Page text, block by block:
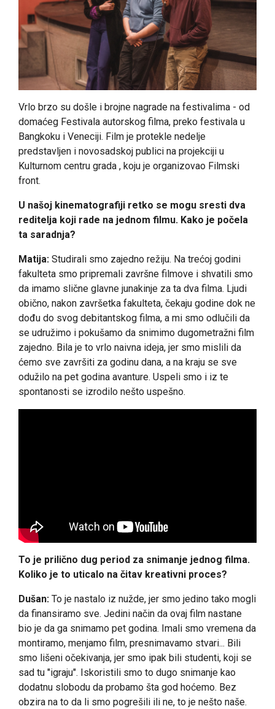
Vrlo brzo su došle i brojne nagrade na festivalima - od
domaćeg Festivala autorskog filma, preko festivala u
Bangkoku i Veneciji. Film je protekle nedelje
predstavljen i novosadskoj publici na projekciji u
Kulturnom centru grada , koju je organizovao Filmski
front.
U našoj kinematografiji retko se mogu sresti dva
reditelja koji rade na jednom filmu. Kako je počela
ta saradnja?
Matija: Studirali smo zajedno režiju. Na trećoj godini
fakulteta smo pripremali završne filmove i shvatili smo
da imamo slične glavne junakinje za ta dva filma. Ljudi
obično, nakon završetka fakulteta, čekaju godine dok ne
dođu do svog debitantskog filma, a mi smo odlučili da
se udružimo i pokušamo da snimimo dugometražni film
zajedno. Bila je to vrlo naivna ideja, jer smo mislili da
ćemo sve završiti za godinu dana, a na kraju se sve
odužilo na pet godina avanture. Uspeli smo i iz te
spontanosti se izrodilo nešto uspešno.
To je prilično dug period za snimanje jednog filma.
Koliko je to uticalo na čitav kreativni proces?
Dušan: To je nastalo iz nužde, jer smo jedino tako mogli
da finansiramo sve. Jedini način da ovaj film nastane
bio je da ga snimamo pet godina. Imali smo vremena da
montiramo, menjamo film, presnimavamo stvari... Bili
smo lišeni očekivanja, jer smo ipak bili studenti, koji se
sad tu "igraju". Iskoristili smo to dugo snimanje kao
dodatnu slobodu da probamo šta god hoćemo. Bez
obzira na to da li smo pogrešili ili ne, to je nešto naše.